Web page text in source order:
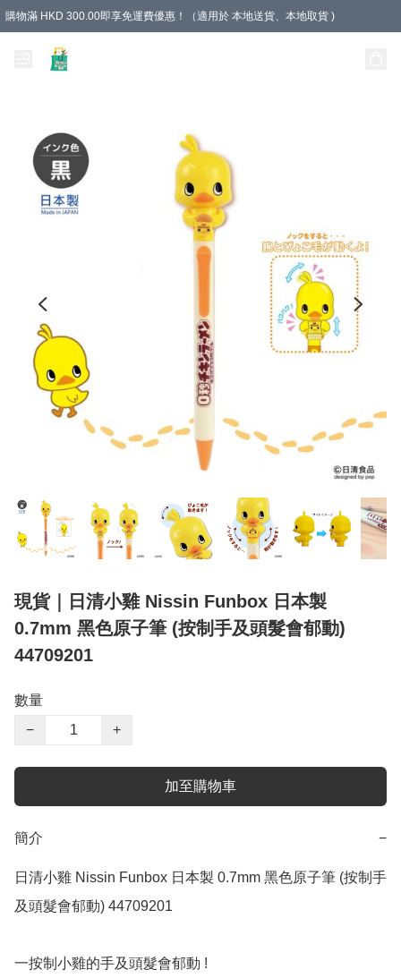
購物滿 HKD 300.00即享免運費優惠！（適用於 本地送貨、本地取貨 )
現貨｜日清小雞 Nissin Funbox 日本製
0.7mm 黑色原子筆 (按制手及頭髮會郁動)
44709201
數量
−
+
加至購物車
簡介 −
日清小雞 Nissin Funbox 日本製 0.7mm 黑色原子筆 (按制手
及頭髮會郁動) 44709201
一按制小雞的手及頭髮會郁動 !